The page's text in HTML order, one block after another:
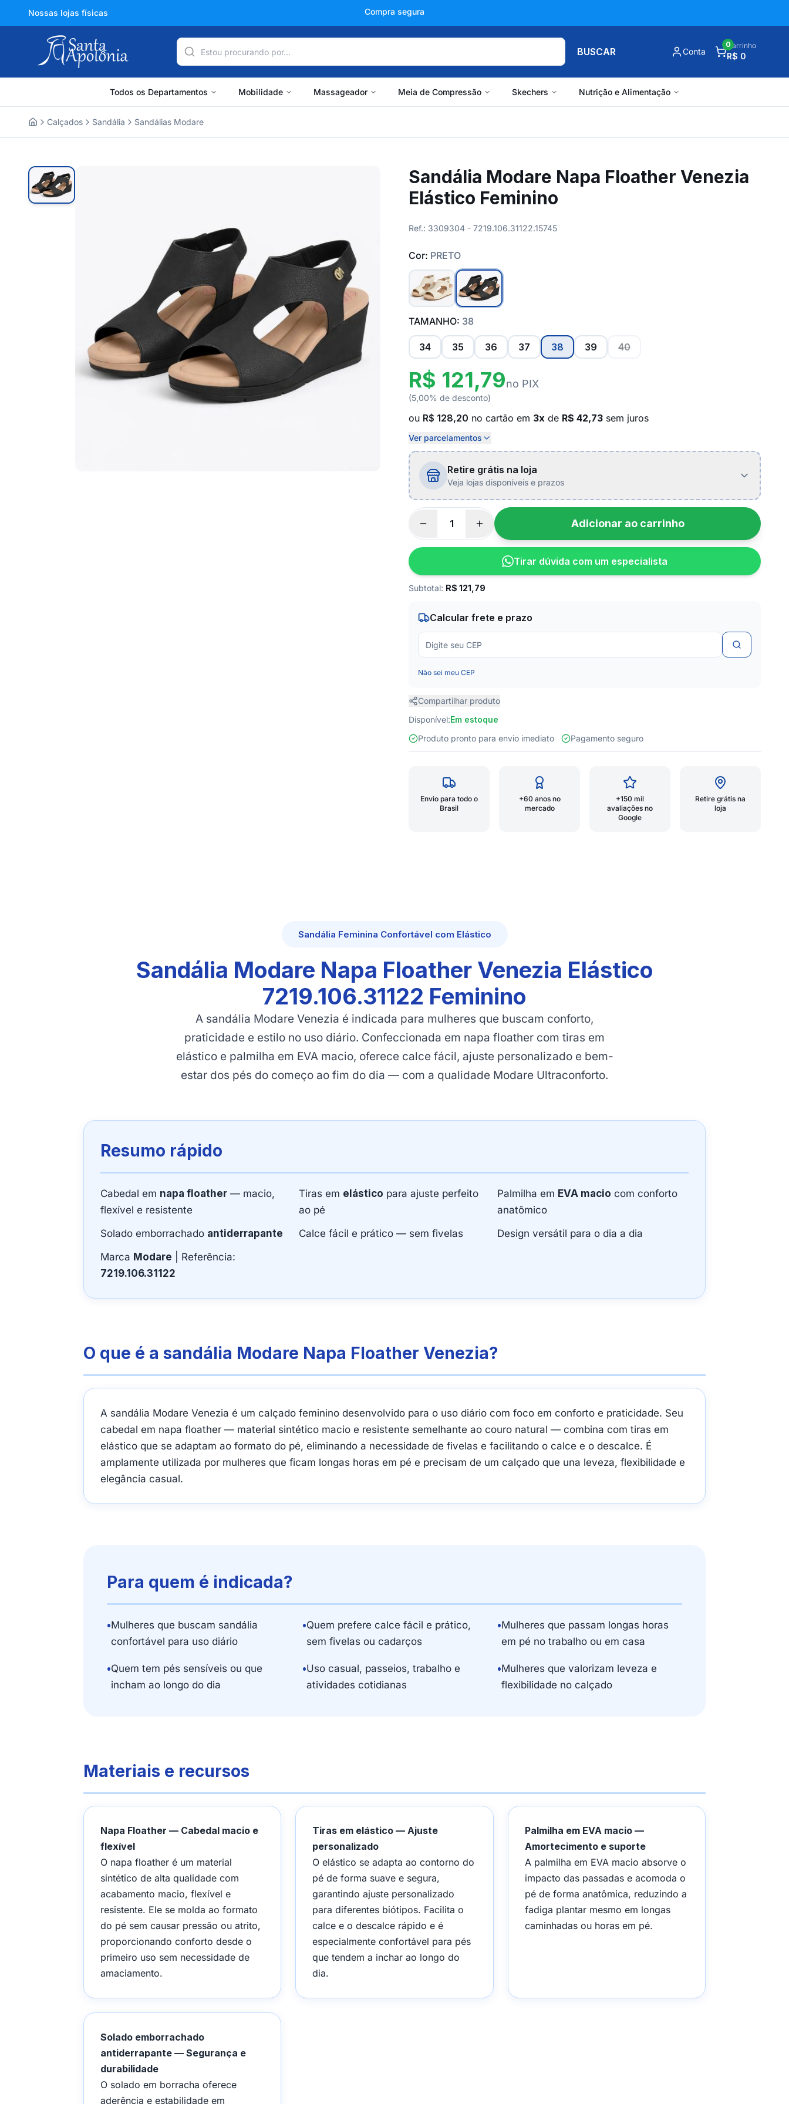
Nossas lojas físicas +150 mil avaliações
BUSCAR Conta
Carrinho
R$ 0
0
Todos os Departamentos Mobilidade Massageador Meia de Compressão Skechers Nutrição e Alimentação
Calçados Sandália Sandálias Modare
Sandália Modare Napa Floather Venezia
Elástico Feminino
Ref.: 3309304 - 7219.106.31122.15745
Cor: PRETO
TAMANHO: 38
34 35 36 37 38 39 40
R$ 121,79no PIX
(5,00% de desconto)
ou R$ 128,20 no cartão em 3x de R$ 42,73 sem juros
Ver parcelamentos
Retire grátis na loja
Veja lojas disponíveis e prazos
Adicionar ao carrinho
Tirar dúvida com um especialista
Subtotal: R$ 121,79
Calcular frete e prazo
Não sei meu CEP
Compartilhar produto
Disponível:Em estoque
Produto pronto para envio imediato
Pagamento seguro
Envio para todo o
Brasil
+60 anos no
mercado
+150 mil
avaliações no
Google
Retire grátis na
loja
Sandália Feminina Confortável com Elástico
Sandália Modare Napa Floather Venezia Elástico
7219.106.31122 Feminino
A sandália Modare Venezia é indicada para mulheres que buscam conforto,
praticidade e estilo no uso diário. Confeccionada em napa floather com tiras em
elástico e palmilha em EVA macio, oferece calce fácil, ajuste personalizado e bem-
estar dos pés do começo ao fim do dia — com a qualidade Modare Ultraconforto.
Resumo rápido
Cabedal em napa floather — macio,
flexível e resistente
Tiras em elástico para ajuste perfeito
ao pé
Palmilha em EVA macio com conforto
anatômico
Solado emborrachado antiderrapante Calce fácil e prático — sem fivelas
Design versátil para o dia a dia
Marca Modare | Referência:
7219.106.31122
O que é a sandália Modare Napa Floather Venezia?
A sandália Modare Venezia é um calçado feminino desenvolvido para o uso diário com foco em conforto e praticidade. Seu
cabedal em napa floather — material sintético macio e resistente semelhante ao couro natural — combina com tiras em
elástico que se adaptam ao formato do pé, eliminando a necessidade de fivelas e facilitando o calce e o descalce. É
amplamente utilizada por mulheres que ficam longas horas em pé e precisam de um calçado que una leveza, flexibilidade e
elegância casual.
Para quem é indicada?
•Mulheres que buscam sandália
confortável para uso diário
•Quem prefere calce fácil e prático,
sem fivelas ou cadarços
•Mulheres que passam longas horas
em pé no trabalho ou em casa
•Quem tem pés sensíveis ou que
incham ao longo do dia
•Uso casual, passeios, trabalho e
atividades cotidianas
•Mulheres que valorizam leveza e
flexibilidade no calçado
Materiais e recursos
Napa Floather — Cabedal macio e
flexível
O napa floather é um material
sintético de alta qualidade com
acabamento macio, flexível e
resistente. Ele se molda ao formato
do pé sem causar pressão ou atrito,
proporcionando conforto desde o
primeiro uso sem necessidade de
amaciamento.
Tiras em elástico — Ajuste
personalizado
O elástico se adapta ao contorno do
pé de forma suave e segura,
garantindo ajuste personalizado
para diferentes biótipos. Facilita o
calce e o descalce rápido e é
especialmente confortável para pés
que tendem a inchar ao longo do
dia.
Palmilha em EVA macio —
Amortecimento e suporte
A palmilha em EVA macio absorve o
impacto das passadas e acomoda o
pé de forma anatômica, reduzindo a
fadiga plantar mesmo em longas
caminhadas ou horas em pé.
Solado emborrachado
antiderrapante — Segurança e
durabilidade
O solado em borracha oferece
aderência e estabilidade em